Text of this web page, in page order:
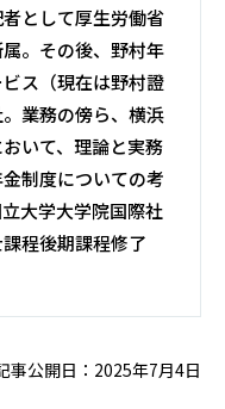
として厚生労働省
。その後、野村年
ス（現在は野村證
業務の傍ら、横浜
いて、理論と実務
制度についての考
大学大学院国際社
程後期課程修了
事公開日：2025年7月4日